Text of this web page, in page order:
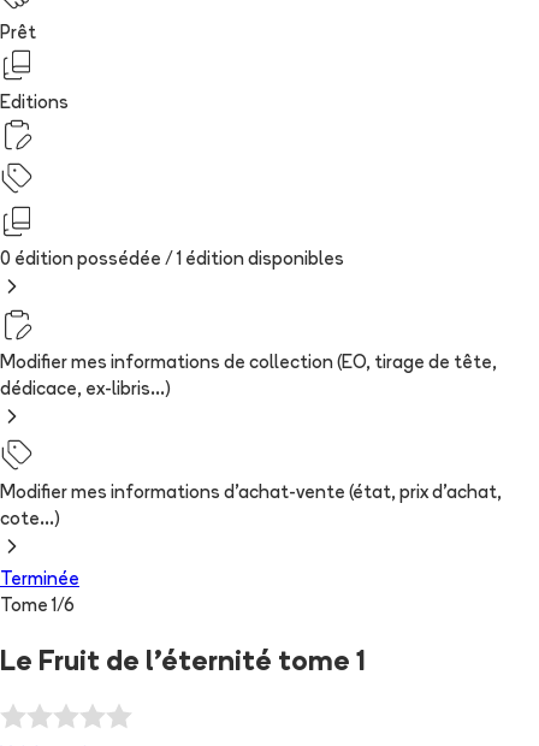
Prêt
Editions
0 édition possédée / 1 édition disponibles
Modifier mes informations de collection (EO, tirage de tête,
dédicace, ex-libris...)
Modifier mes informations d'achat-vente (état, prix d'achat,
cote...)
Terminée
Tome 1/6
Le Fruit de l'éternité tome 1